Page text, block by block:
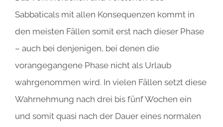
Sabbaticals mit allen Konsequenzen kommt in
den meisten Fällen somit erst nach dieser Phase
– auch bei denjenigen, bei denen die
vorangegangene Phase nicht als Urlaub
wahrgenommen wird. In vielen Fällen setzt diese
Wahrnehmung nach drei bis fünf Wochen ein
und somit quasi nach der Dauer eines normalen